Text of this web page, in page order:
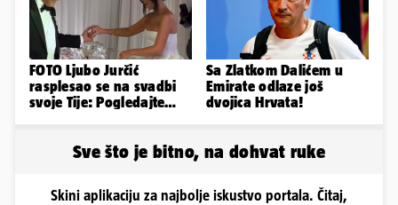
FOTO Ljubo Jurčić
rasplesao se na svadbi
svoje Tije: Pogledajte
Sa Zlatkom Dalićem u
Emirate odlaze još
dvojica Hrvata!
Sve što je bitno, na dohvat ruke
Skini aplikaciju za najbolje iskustvo portala. Čitaj,